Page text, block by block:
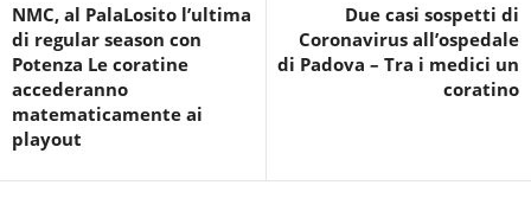
NMC, al PalaLosito l’ultima
di regular season con
Potenza Le coratine
accederanno
matematicamente ai
playout
Due casi sospetti di
Coronavirus all’ospedale
di Padova – Tra i medici un
coratino